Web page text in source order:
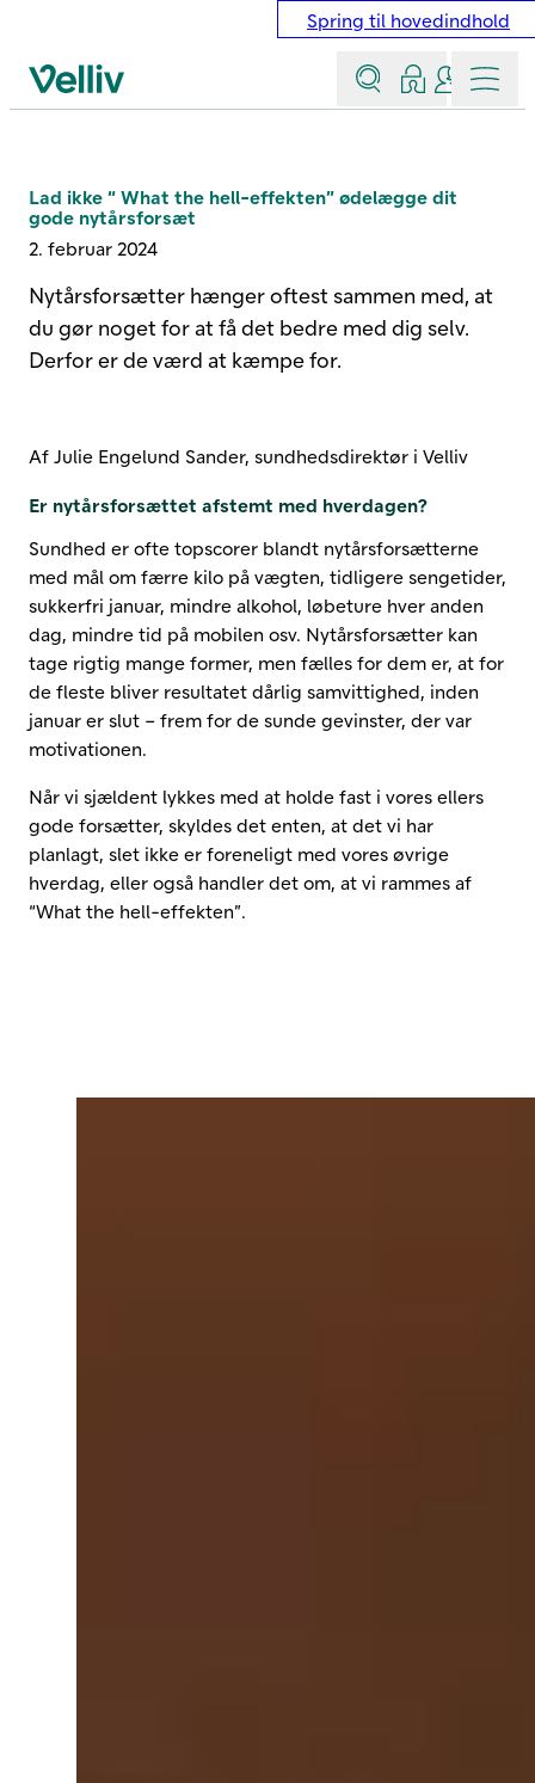
Spring til hovedindhold
Velliv startside
Søg Log indKontakt
Menu
Lad ikke “ What the hell-effekten” ødelægge dit
gode nytårsforsæt
2. februar 2024
Nytårsforsætter hænger oftest sammen med, at
du gør noget for at få det bedre med dig selv.
Derfor er de værd at kæmpe for.
Af Julie Engelund Sander, sundhedsdirektør i Velliv
Er nytårsforsættet afstemt med hverdagen?
Sundhed er ofte topscorer blandt nytårsforsætterne
med mål om færre kilo på vægten, tidligere sengetider,
sukkerfri januar, mindre alkohol, løbeture hver anden
dag, mindre tid på mobilen osv. Nytårsforsætter kan
tage rigtig mange former, men fælles for dem er, at for
de fleste bliver resultatet dårlig samvittighed, inden
januar er slut – frem for de sunde gevinster, der var
motivationen.
Når vi sjældent lykkes med at holde fast i vores ellers
gode forsætter, skyldes det enten, at det vi har
planlagt, slet ikke er foreneligt med vores øvrige
hverdag, eller også handler det om, at vi rammes af
“What the hell-effekten”.